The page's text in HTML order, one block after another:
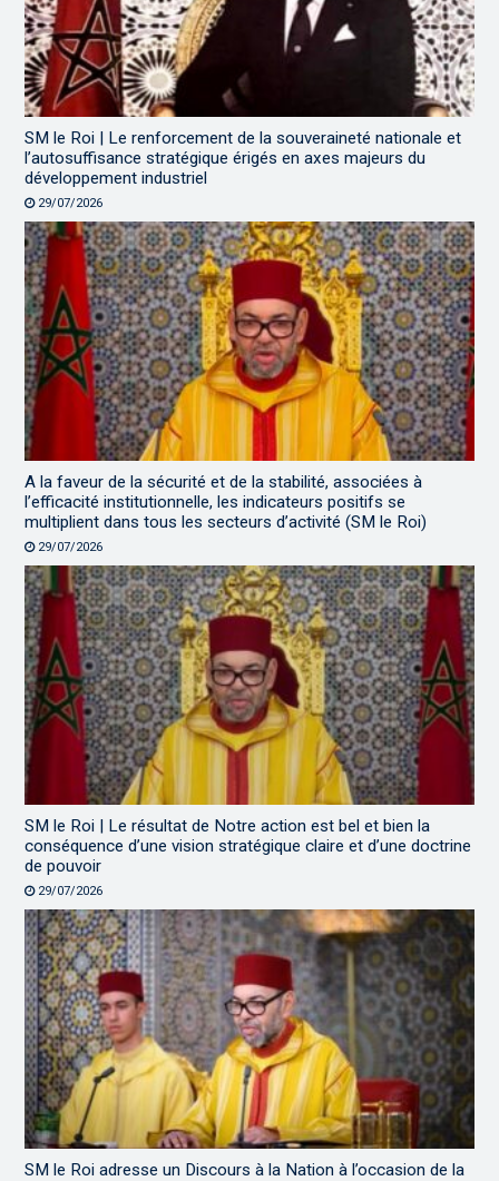
SM le Roi | Le renforcement de la souveraineté nationale et
l’autosuffisance stratégique érigés en axes majeurs du
développement industriel
29/07/2026
A la faveur de la sécurité et de la stabilité, associées à
l’efficacité institutionnelle, les indicateurs positifs se
multiplient dans tous les secteurs d’activité (SM le Roi)
29/07/2026
SM le Roi | Le résultat de Notre action est bel et bien la
conséquence d’une vision stratégique claire et d’une doctrine
de pouvoir
29/07/2026
SM le Roi adresse un Discours à la Nation à l’occasion de la